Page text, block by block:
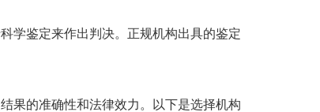
学鉴定来作出判决。正规机构出具的鉴定
果的准确性和法律效力。以下是选择机构